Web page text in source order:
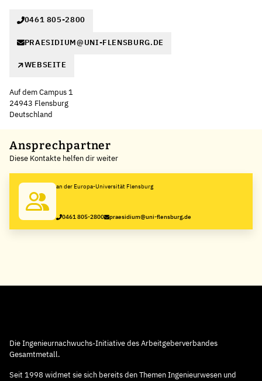
0461 805-2800
PRAESIDIUM@UNI-FLENSBURG.DE
WEBSEITE
Auf dem Campus 1
24943 Flensburg
Deutschland
+
−
Ansprechpartner
Diese Kontakte helfen dir weiter
an der Europa-Universität Flensburg
0461 805-2800 praesidium@uni-flensburg.de
Die Ingenieurnachwuchs-Initiative des Arbeitgeberverbandes
Gesamtmetall.
Seit 1998 widmet sie sich bereits den Themen Ingenieurwesen und